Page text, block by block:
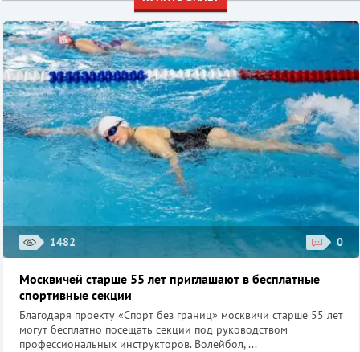
1482 0
Москвичей старше 55 лет приглашают в бесплатные
спортивные секции
Благодаря проекту «Спорт без границ» москвичи старше 55 лет
могут бесплатно посещать секции под руководством
профессиональных инструкторов. Волейбол, ...